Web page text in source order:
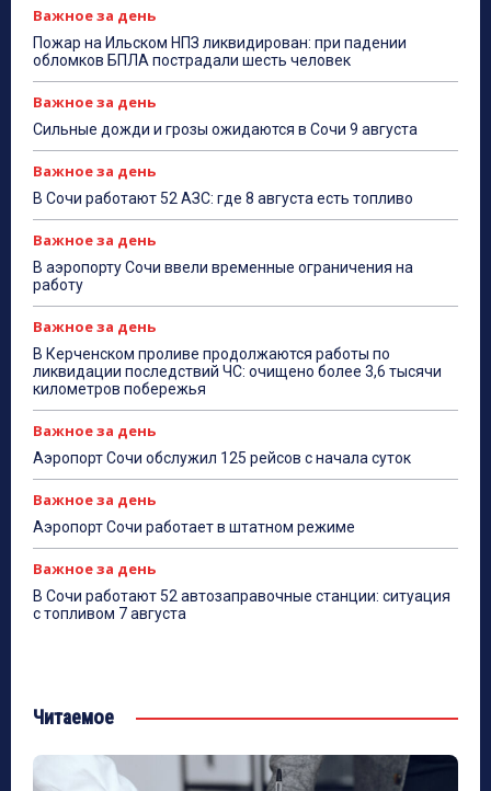
Важное за день
Пожар на Ильском НПЗ ликвидирован: при падении
обломков БПЛА пострадали шесть человек
Важное за день
Сильные дожди и грозы ожидаются в Сочи 9 августа
Важное за день
В Сочи работают 52 АЗС: где 8 августа есть топливо
Важное за день
В аэропорту Сочи ввели временные ограничения на
работу
Важное за день
В Керченском проливе продолжаются работы по
ликвидации последствий ЧС: очищено более 3,6 тысячи
километров побережья
Важное за день
Аэропорт Сочи обслужил 125 рейсов с начала суток
Важное за день
Аэропорт Сочи работает в штатном режиме
Важное за день
В Сочи работают 52 автозаправочные станции: ситуация
с топливом 7 августа
Читаемое